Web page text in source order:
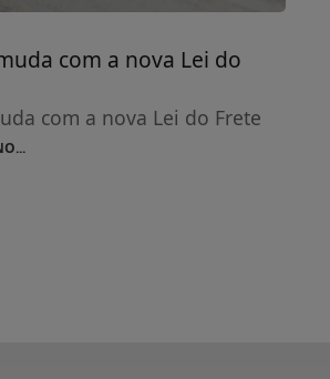
com a nova Lei do
com a nova Lei do Frete